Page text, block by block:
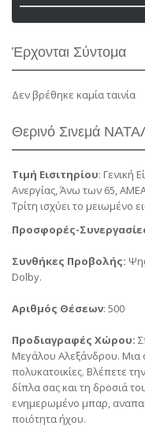
Έρχονται Σύντομα
Δεν βρέθηκε καμία ταινία
Θερινό Σινεμά
Τιμή Εισιτηρίου: Γενική
Ανεργίας, Άνω των 65,
Τρίτη ισχύει το μειωμένο
Προσφορές-
Συνθήκες Προβολής:
Dolby.
Αριθμός Θέσεων: 500
Προδιαγραφές Χώρου:
Μεγάλου Αλεξάνδρου. Μια
πολυκατοικίες. Βλέπετε
δίπλα σας και τη δροσιά
ενημερωμένο μπαρ,
ποιότητα ήχου.